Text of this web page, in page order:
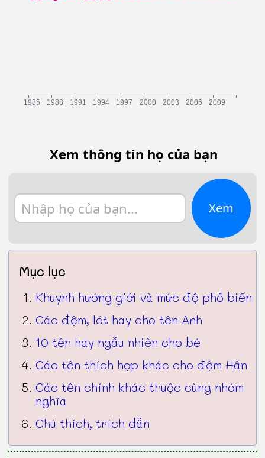
Xem thông tin họ của bạn
Xem
Mục lục
Khuynh hướng giới và mức độ phổ biến
Các đệm, lót hay cho tên Anh
10 tên hay ngẫu nhiên cho bé
Các tên thích hợp khác cho đệm Hân
Các tên chính khác thuộc cùng nhóm
nghĩa
Chú thích, trích dẫn